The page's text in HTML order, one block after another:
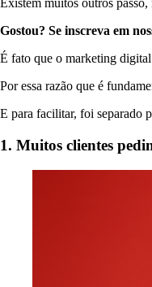
Existem muitos outros passo,
Gostou? Se inscreva em
É fato que o marketing digital
Por essa razão que é
E para facilitar, foi separado
1. Muitos clientes